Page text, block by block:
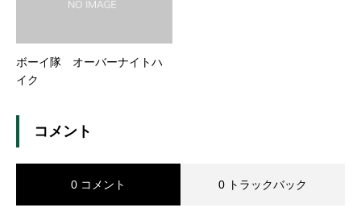
ボーイ隊 オーバーナイトハ
イク
コメント
0 コメント 0 トラックバック